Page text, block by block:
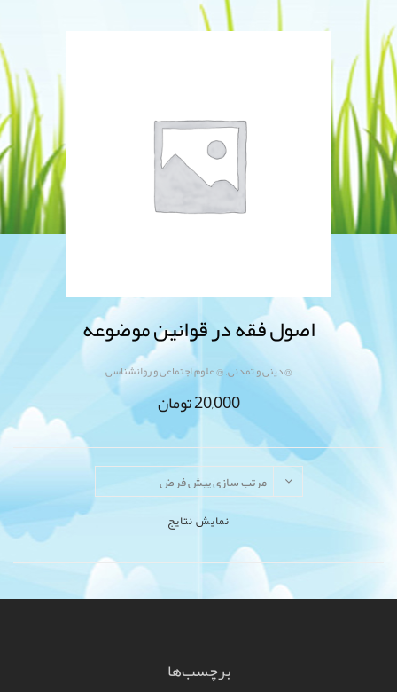
اصول فقه در قوانین موضوعه
@ دینی و تمدنی,@ علوم اجتماعی و روانشناسی
20,000تومان
نمایش نتایج
برچسب‌ها